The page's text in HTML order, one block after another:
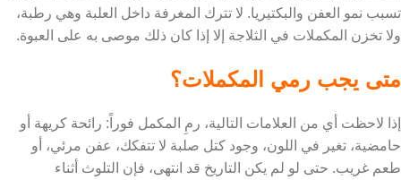
تسبب نمو العفن والبكتيريا. لا تترك المغرفة داخل العلبة وهي رطبة،
ولا تخزن المكملات في الثلاجة إلا إذا كان ذلك موصى به على العبوة.
متى يجب رمي المكملات؟
إذا لاحظت أي من العلامات التالية، رمِ المكمل فوراً: رائحة كريهة أو
حامضية، تغير في اللون، وجود كتل صلبة لا تتفكك، عفن مرئي، أو
طعم غريب. حتى لو لم يكن التاريخ قد انتهى، فإن التلوث أثناء